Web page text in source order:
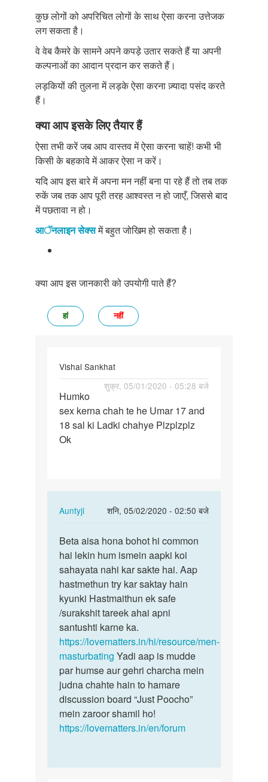
कुछ लोगों को अपरिचित लोगों के साथ ऐसा करना उत्तेजक
लग सकता है।
वे वेब कैमरे के सामने अपने कपड़े उतार सकते हैं या अपनी
कल्पनाओं का आदान प्रदान कर सकते हैं।
लड़कियों की तुलना में लड़के ऐसा करना ज़्यादा पसंद करते
हैं।
क्या आप इसके लिए तैयार हैं
ऐसा तभी करें जब आप वास्तव में ऐसा करना चाहें! कभी भी
किसी के बहकावे में आकर ऐसा न करें।
यदि आप इस बारे में अपना मन नहीं बना पा रहे हैं तो तब तक
रुकें जब तक आप पूरी तरह आश्वस्त न हो जाएँ, जिससे बाद
में पछतावा न हो।
आॅनलाइन सेक्समें बहुत जोखिम हो सकता है।
क्या आप इस जानकारी को उपयोगी पाते हैं?
हां नहीं
Vishal Sankhat
शुक्र, 05/01/2020 - 05:28 बजे
Humko
sex
kerna
chah
Humko
sex kerna chah te he Umar 17 and
18 sal ki Ladki chahye Plzplzplz
Ok
Auntyji
शनि, 05/02/2020 - 02:50 बजे
In
to
Humko
sex
kerna
chah
te
he…
by
Vishal
Sankhat
Beta
aisa
hona
bohot
hi…
Beta aisa hona bohot hi common
hai lekin hum ismein aapki koi
sahayata nahi kar sakte hai. Aap
hastmethun try kar saktay hain
kyunki Hastmaithun ek safe
/surakshit tareek ahai apni
santushti karne ka.
https://lovematters.in/hi/resource/men-
masturbating Yadi aap is mudde
par humse aur gehri charcha mein
judna chahte hain to hamare
discussion board “Just Poocho”
mein zaroor shamil ho!
https://lovematters.in/en/forum